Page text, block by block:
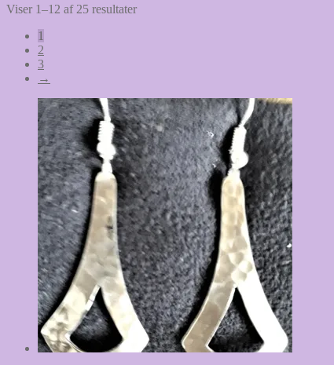
Viser 1–12 af 25 resultater
1
2
3
→